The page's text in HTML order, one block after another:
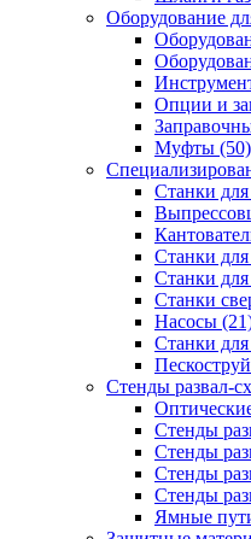
Оборудование
Опции и
Муфты (50)
Станки
Станки
Станки
Станки
Насосы
Станки
Стенды развал-
Стенды
Стенды
Стенды
Стенды
Ямные